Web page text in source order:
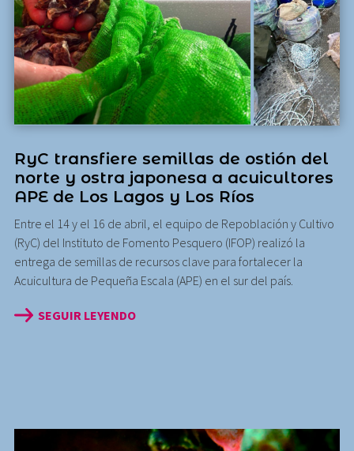
RyC transfiere semillas de ostión del
norte y ostra japonesa a acuicultores
APE de Los Lagos y Los Ríos
Entre el 14 y el 16 de abril, el equipo de Repoblación y Cultivo
(RyC) del Instituto de Fomento Pesquero (IFOP) realizó la
entrega de semillas de recursos clave para fortalecer la
Acuicultura de Pequeña Escala (APE) en el sur del país.
SEGUIR LEYENDO